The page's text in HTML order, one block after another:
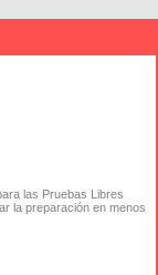
las Pruebas Libres
la preparación en menos